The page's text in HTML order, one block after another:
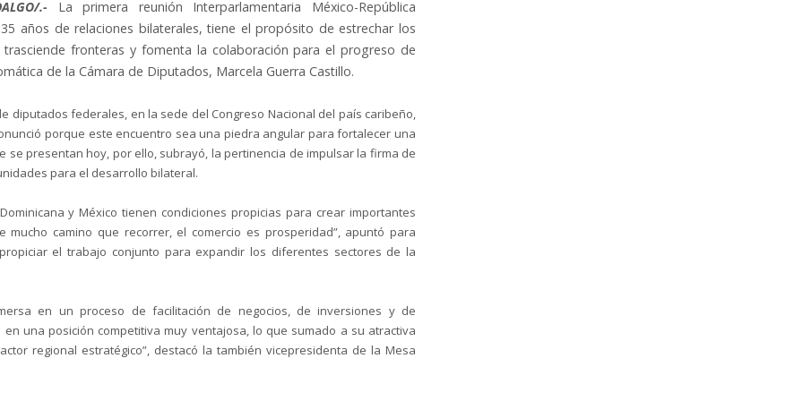
.- La primera reunión Interparlamentaria México-República
años de relaciones bilaterales, tiene el propósito de estrechar los
fronteras y fomenta la colaboración para el progreso de
de la Cámara de Diputados, Marcela Guerra Castillo.
diputados federales, en la sede del Congreso Nacional del país caribeño,
porque este encuentro sea una piedra angular para fortalecer una
presentan hoy, por ello, subrayó, la pertinencia de impulsar la firma de
para el desarrollo bilateral.
y México tienen condiciones propicias para crear importantes
mucho camino que recorrer, el comercio es prosperidad”, apuntó para
el trabajo conjunto para expandir los diferentes sectores de la
en un proceso de facilitación de negocios, de inversiones y de
una posición competitiva muy ventajosa, lo que sumado a su atractiva
regional estratégico”, destacó la también vicepresidenta de la Mesa